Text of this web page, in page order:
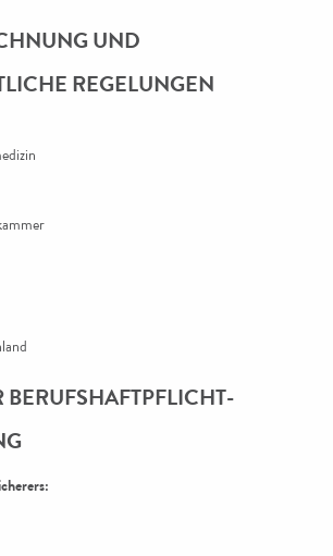
UND
REGELUNGEN
BERUFS­HAFTPFLICHT­